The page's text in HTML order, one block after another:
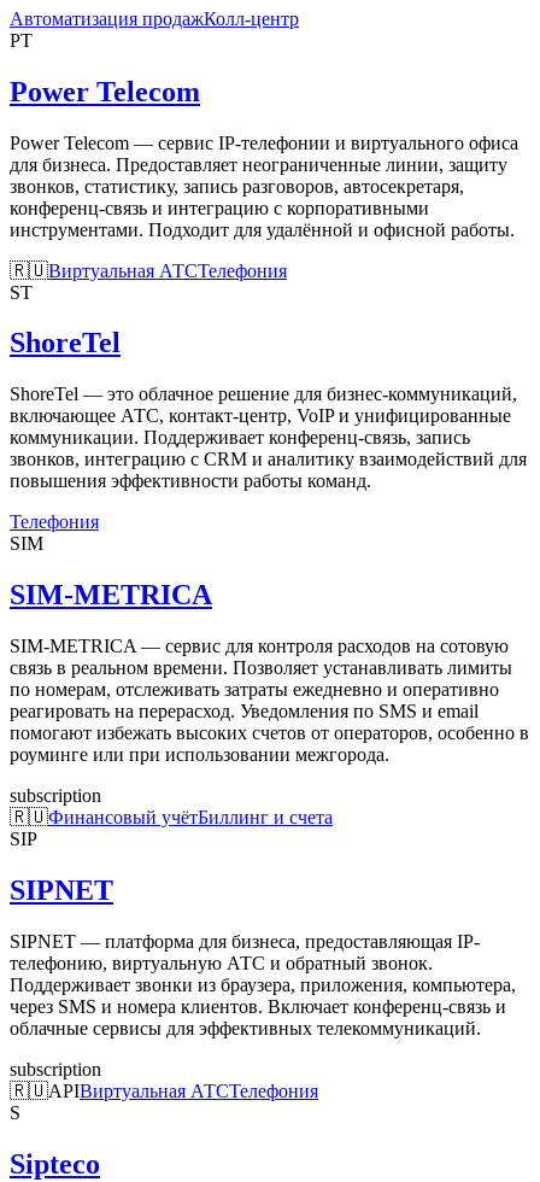
Автоматизация продажКолл-центр
PT
Power Telecom
Power Telecom — сервис IP-телефонии и виртуального офиса
для бизнеса. Предоставляет неограниченные линии, защиту
звонков, статистику, запись разговоров, автосекретаря,
конференц-связь и интеграцию с корпоративными
инструментами. Подходит для удалённой и офисной работы.
🇷🇺Виртуальная АТСТелефония
ST
ShoreTel
ShoreTel — это облачное решение для бизнес-коммуникаций,
включающее АТС, контакт-центр, VoIP и унифицированные
коммуникации. Поддерживает конференц-связь, запись
звонков, интеграцию с CRM и аналитику взаимодействий для
повышения эффективности работы команд.
Телефония
SIM
SIM-METRICA
SIM-METRICA — сервис для контроля расходов на сотовую
связь в реальном времени. Позволяет устанавливать лимиты
по номерам, отслеживать затраты ежедневно и оперативно
реагировать на перерасход. Уведомления по SMS и email
помогают избежать высоких счетов от операторов, особенно в
роуминге или при использовании межгорода.
subscription
🇷🇺Финансовый учётБиллинг и счета
SIP
SIPNET
SIPNET — платформа для бизнеса, предоставляющая IP-
телефонию, виртуальную АТС и обратный звонок.
Поддерживает звонки из браузера, приложения, компьютера,
через SMS и номера клиентов. Включает конференц-связь и
облачные сервисы для эффективных телекоммуникаций.
subscription
🇷🇺APIВиртуальная АТСТелефония
S
Sipteco